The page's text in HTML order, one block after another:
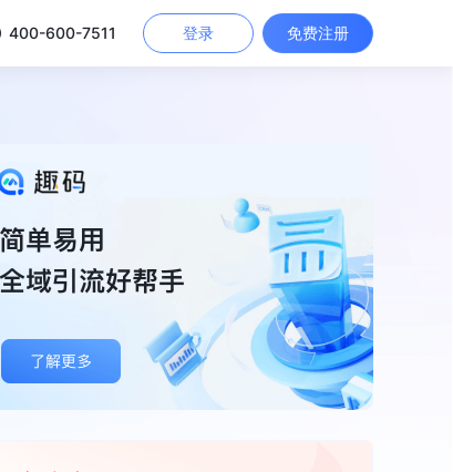
400-600-7511 登录 免费注册